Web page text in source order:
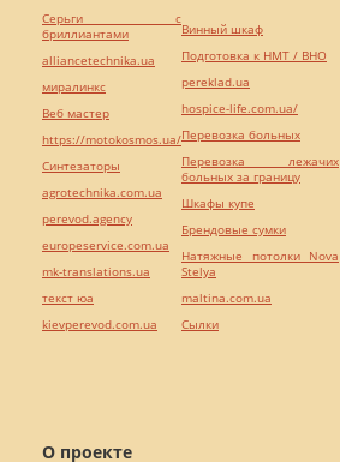
О проекте
Серьги с
бриллиантами
alliancetechnika.ua
миралинкс
Веб мастер
https://motokosmos.ua/
Синтезаторы
agrotechnika.com.ua
perevod.agency
europeservice.com.ua
mk-translations.ua
текст юа
kievperevod.com.ua
Винный шкаф
Подготовка к НМТ / ВНО
pereklad.ua
hospice-life.com.ua/
Перевозка больных
Перевозка лежачих
больных за границу
Шкафы купе
Брендовые сумки
Натяжные потолки Nova
Stelya
maltina.com.ua
Cылки